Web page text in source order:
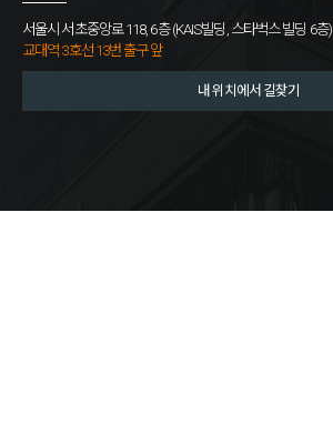
서울시 서초중앙로 118, 6층 (KAIS빌딩, 스타벅스 빌딩 6층)
교대역 3호선 13번 출구 앞
내 위치에서 길찾기